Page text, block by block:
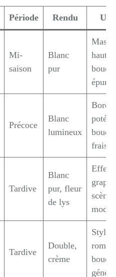
Période Rendu
Mi-
saison
Blanc
pur
Massif
haut,
épuré
Précoce
Blanc
lumineux
frais
Tardive
Blanc
pur, fleur
de lys
Effet
scènes
Tardive
Double,
crème
Style